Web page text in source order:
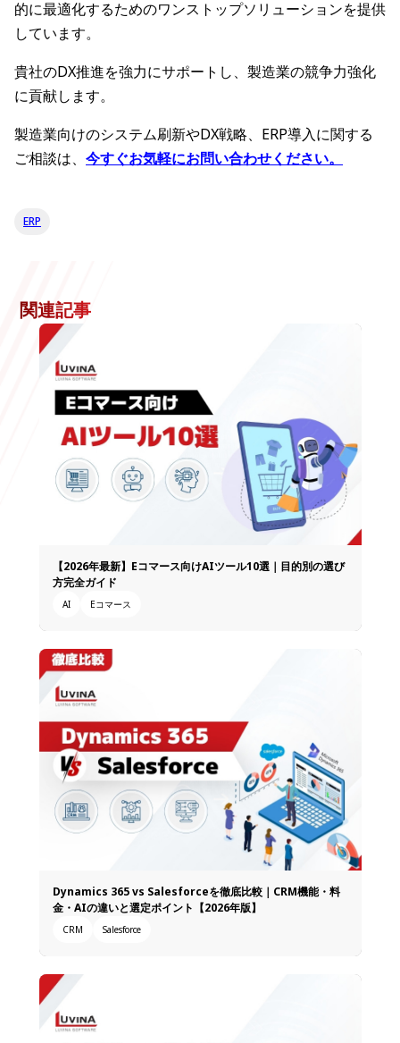
的に最適化するためのワンストップソリューションを提供
しています。
貴社のDX推進を強力にサポートし、製造業の競争力強化
に貢献します。
製造業向けのシステム刷新やDX戦略、ERP導入に関する
ご相談は、 今すぐお気軽にお問い合わせください。
ERP
関連記事
【2026年最新】Eコマース向けAIツール10選｜目的別の選び
方完全ガイド
AI Eコマース
Dynamics 365 vs Salesforceを徹底比較｜CRM機能・料
金・AIの違いと選定ポイント【2026年版】
CRM Salesforce